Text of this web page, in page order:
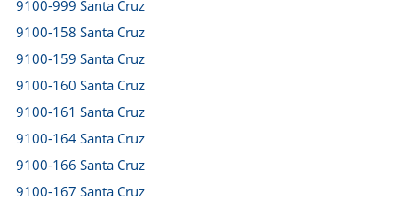
9100-999 Santa Cruz
9100-158 Santa Cruz
9100-159 Santa Cruz
9100-160 Santa Cruz
9100-161 Santa Cruz
9100-164 Santa Cruz
9100-166 Santa Cruz
9100-167 Santa Cruz